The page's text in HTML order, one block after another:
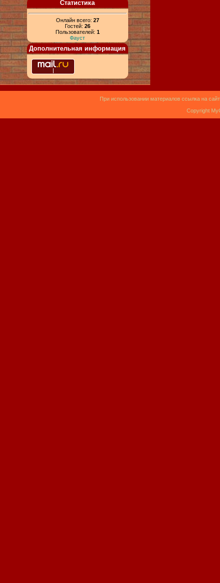
Статистика
Онлайн всего: 27
Гостей: 26
Пользователей: 1
Фауст
Дополнительная информация
При использовании материалов ссылка на
Copyright